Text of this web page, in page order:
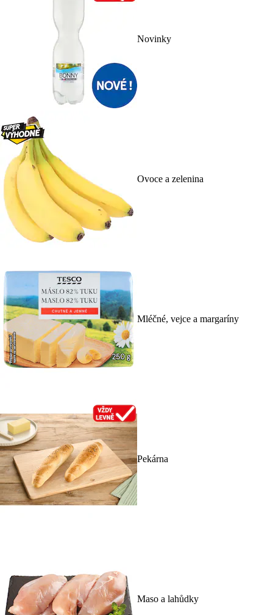
Novinky
Ovoce a zelenina
Mléčné, vejce a margaríny
Pekárna
Maso a lahůdky